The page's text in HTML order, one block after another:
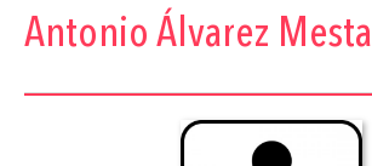
Antonio Álvarez Mesta